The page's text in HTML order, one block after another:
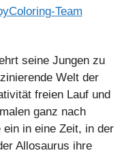
Team
seine Jungen zu
Welt der
freien Lauf und
ganz nach
ein in eine Zeit, in der
Allosaurus ihre